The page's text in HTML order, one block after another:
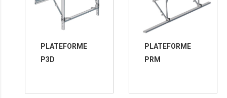
PLATEFORME
P3D
PLATEFORME
PRM